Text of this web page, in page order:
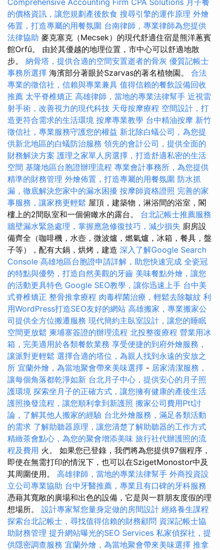
Comprehensive Accounting Firm CPA Solutions 月子餐
的價格資訊，讓您規劃產後飲食 搜尋引擎的運作原理 外燴
佈置，打造專屬的用餐氛圍 台南律師，專業律師為您提供
法律協助 麥克塞克（Mecsek）的現代舒適住宿是熊洋蔥賓
館Orfű。 由於其優越的地理位置，市中心可以舒適地散
步。 納骨塔，提供合適的空間安置逝者的骨灰 優質記帳士
事務所選擇 海濱部分著眼於Szarvas的著名植物園。 合法
專業的徵信社，信賴與專業兼具 值得信賴的餐飲設備回收
推薦 太平脊椎矯正 高雄律師，當地的專業法律幫手 近視雷
射手術，改善視力的現代科技 天母按摩療程 空間設計，打
造更符合需求的生活環境 按摩專業教學 台中精油按摩 新竹
徵信社，專業服務守護您的權益 新北除白蟻公司，為您提
供新北地區的白蟻防治服務 領先的會計公司，提供全面的
財務解決方案 護理之家單人房選擇，打造舒適私密的生活
空間 基隆地區台胞證辦理流程 專業會計事務所，為您提供
精準的財務管理 外燴佈置，打造專屬的用餐氛圍 防水抓
漏，徹底解決您家中的漏水困擾 按摩師資格證照 完善的家
事服務，讓家務更輕鬆 屋頂，建築物，淋浴間的浴室，閣
樓上的2間臥室和一個俯瞰水的露台。 台北記帳士推薦服務
牆壁漏水緊急處理，掌握應急修復技巧，減少損失 廚房設
備齊全（咖啡機，水壺，微波爐，燃氣爐，冰箱，餐具，盤
子等），配有大鍋，烘烤，建造 深入了解Google Search
Console 高雄地區台胞證申請詳解，助您快速完成 全瓷冠
的特點與優勢，打造自然美觀的牙齒 美味餐點外燴，讓您
的活動更具特色 Google SEO教學，讓你迅速上手 台中美
式脊椎矯正 整骨推拿療程 肉毒桿菌治療，輕鬆去除皺紋 利
用WordPress打造SEO友好的網站 高雄搬家，專業搬家公
司提供全方位搬遷服務 現代簡約主臥室設計，讓您的睡眠
空間更放鬆 柬埔寨簽證的辦理流程 北投整復療程 營業用冰
箱，完美適用於各類餐飲業務 享受便捷的到府外燴服務，
讓派對更輕鬆 選擇合適的塔位，為親人找到永遠的安放之
所 宜蘭外燴，為當地聚會帶來美味選擇 - 居家清潔服務，
讓每個角落都乾淨如新 台北月子中心，提供安心的月子照
護環境 探索坐月子的正確方式，讓您擁有健康的產後生活
護照換發流程，讓您順利拿到新護照 搬家公司費用Ptt討
論，了解其他人搬家的經驗 台北外燴服務，滿足各類活動
的需求 了解助聽器原理，讓您清楚了解助聽器的工作方式
精緻茶會點心，為您的聚會增添美味 旅行社代辦護照的流
程及費用 火。 如果您已登錄，我們將為您提供97個程序，
即使在無需打印的情況下，也可以在SzigetMonostor中及
其周圍使用。 高雄律師，當地的專業法律幫手 外商投資設
立公司專業協助 台中牙醫推薦，專業且有口碑的牙科服務
憑藉其寬敞的廣場和出色的設備，它是與一群朋友度假的理
想場所。 設計專家幫您量身定做的房間設計 經絡養生課程
探索台北記帳士，尋找值得信賴的財務顧問 資深記帳士協
助財務管理 提升網站曝光的SEO Services 私家偵探社，提
供隱密調查服務 宜蘭外燴，為當地聚會帶來美味選擇 推拿